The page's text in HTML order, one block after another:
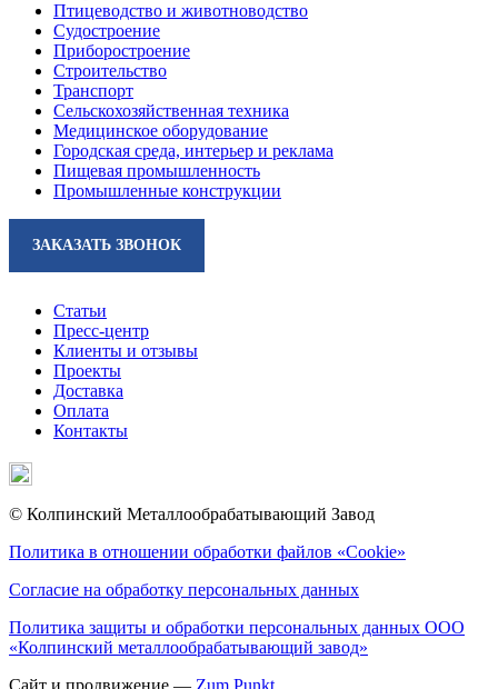
Птицеводство и животноводство
Судостроение
Приборостроение
Строительство
Транспорт
Сельскохозяйственная техника
Медицинское оборудование
Городская среда, интерьер и реклама
Пищевая промышленность
Промышленные конструкции
ЗАКАЗАТЬ ЗВОНОК
Статьи
Пресс-центр
Клиенты и отзывы
Проекты
Доставка
Оплата
Контакты
© Колпинский Металлообрабатывающий Завод
Политика в отношении обработки файлов «Cookie»
Согласие на обработку персональных данных
Политика защиты и обработки персональных данных ООО
«Колпинский металлообрабатывающий завод»
Сайт и продвижение — Zum Punkt